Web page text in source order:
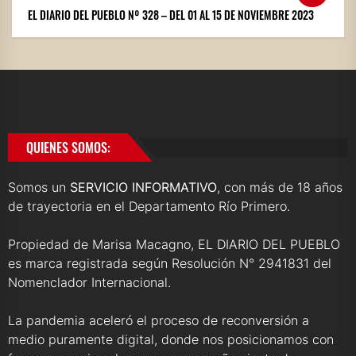
EL DIARIO DEL PUEBLO Nº 328 – DEL 01 AL 15 DE NOVIEMBRE 2023
QUIENES SOMOS:
Somos un SERVICIO INFORMATIVO, con más de 18 años
de trayectoria en el Departamento Río Primero.
Propiedad de Marisa Macagno, EL DIARIO DEL PUEBLO
es marca registrada según Resolución N° 2941831 del
Nomenclador Internacional.
La pandemia aceleró el proceso de reconversión a
medio puramente digital, donde nos posicionamos con